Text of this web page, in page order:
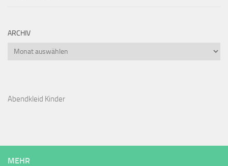
ARCHIV
Archiv
Abendkleid Kinder
MEHR